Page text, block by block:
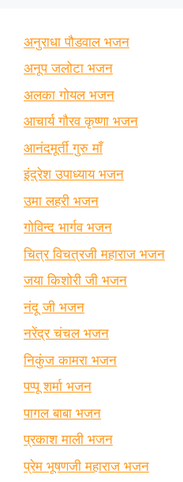
अनुराधा पौडवाल भजन
अनूप जलोटा भजन
अलका गोयल भजन
आचार्य गौरव कृष्णा भजन
आनंदमूर्ती गुरु माँ
इंद्रेश उपाध्याय भजन
उमा लहरी भजन
गोविन्द भार्गव भजन
चित्र विचत्रजी महाराज भजन
जया किशोरी जी भजन
नंदू जी भजन
नरेंद्र चंचल भजन
निकुंज कामरा भजन
पप्पू शर्मा भजन
पागल बाबा भजन
प्रकाश माली भजन
प्रेम भूषणजी महाराज भजन